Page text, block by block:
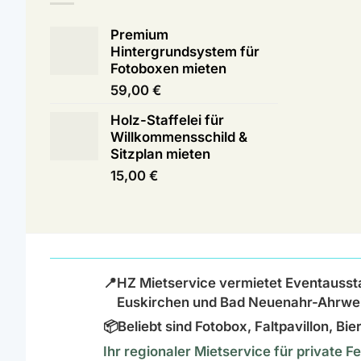
Premium
Hintergrundsystem für
Fotoboxen mieten
59,00 €
Holz-Staffelei für
Willkommensschild &
Sitzplan mieten
15,00 €
📍HZ Mietservice vermietet
Euskirchen und Bad Neuenahr-
📦Beliebt sind Fotobox, Faltpavillon,
Ihr regionaler Mietservice für private